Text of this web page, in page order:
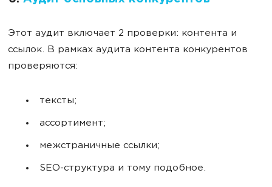
Этот аудит включает 2 проверки: контента и
ссылок. В рамках аудита контента конкурентов
проверяются:
тексты;
ассортимент;
межстраничные ссылки;
SEO-структура и тому подобное.